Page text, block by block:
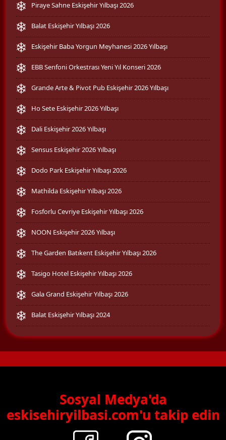
Piraye Sahne Eskişehir Yılbaşı 2026
Balat Eskişehir Yılbaşı 2026
Eskişehir Baba Yorgun Meyhanesi 2026 Yılbaşı
EBB Senfoni Orkestrası Yeni Yıl Konseri 2026
Grande Arte & Pivot Pub Eskişehir 2026 Yılbaşı
Ho Sete Eskişehir 2026 Yılbaşı
Dali Eskişehir 2026 Yılbaşı
Sensus Eskişehir 2026 Yılbaşı
Dodo Park Eskişehir Yılbaşı 2026
Mathilda Eskişehir Yılbaşı 2026
Fosforlu Cevriye Eskişehir Yılbaşı 2026
NOON Eskişehir 2026 Yılbaşı
The Garden Batıkent Eskişehir Yılbaşı 2026
Tasigo Hotel Eskişehir Yılbaşı 2026
Gala Grand Eskişehir Yılbaşı 2026
Balat Eskişehir Yılbaşı 2024
Sosyal Medya'da
eskisehiryilbasi.com'u takip edin